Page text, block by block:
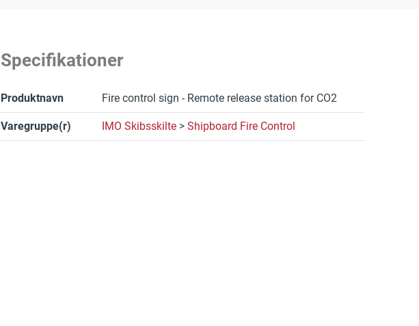
Specifikationer
Produktnavn Fire control sign - Remote release station for CO2
Varegruppe(r) IMO Skibsskilte > Shipboard Fire Control